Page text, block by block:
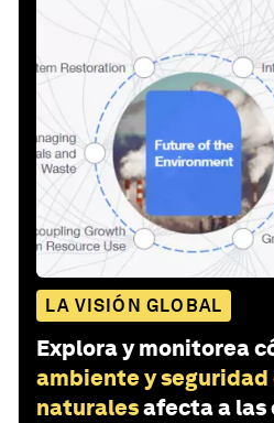
LA VISIÓN GLOBAL
Explora y monitorea
ambiente y seguridad
naturalesafecta a las